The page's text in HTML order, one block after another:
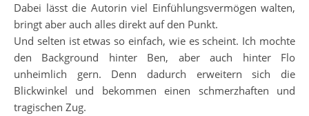
Dabei lässt die Autorin viel Einfühlungsvermögen walten,
bringt aber auch alles direkt auf den Punkt.
Und selten ist etwas so einfach, wie es scheint. Ich mochte
den Background hinter Ben, aber auch hinter Flo
unheimlich gern. Denn dadurch erweitern sich die
Blickwinkel und bekommen einen schmerzhaften und
tragischen Zug.